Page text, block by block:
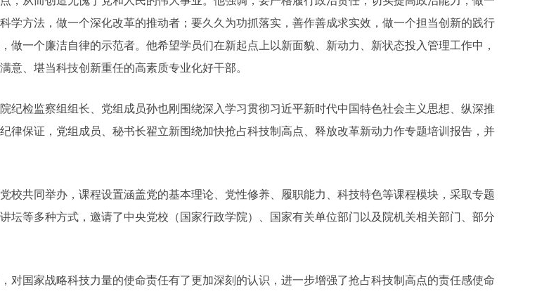
学方法，做一个深化改革的推动者；要久久为功抓落实，善作善成求实效，做一个担当创新的践行
做一个廉洁自律的示范者。他希望学员们在新起点上以新面貌、新动力、新状态投入管理工作中，
意、堪当科技创新重任的高素质专业化好干部。
纪检监察组组长、党组成员孙也刚围绕深入学习贯彻习近平新时代中国特色社会主义思想、纵深推
律保证，党组成员、秘书长翟立新围绕加快抢占科技制高点、释放改革新动力作专题培训报告，并
校共同举办，课程设置涵盖党的基本理论、党性修养、履职能力、科技特色等课程模块，采取专题
坛等多种方式，邀请了中央党校（国家行政学院）、国家有关单位部门以及院机关相关部门、部分
对国家战略科技力量的使命责任有了更加深刻的认识，进一步增强了抢占科技制高点的责任感使命